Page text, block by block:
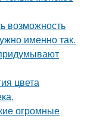
возможность
именно так.
цвета
огромные